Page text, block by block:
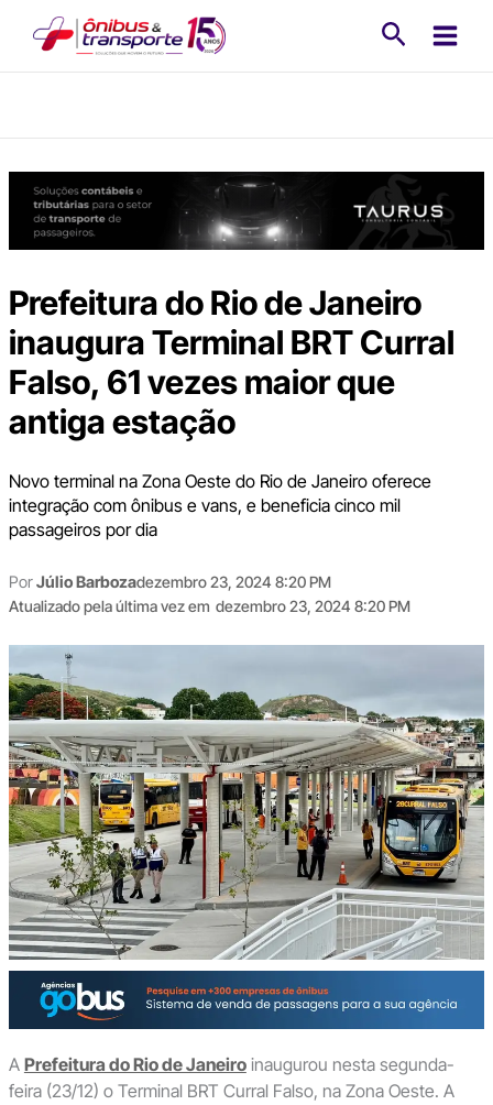
Prefeitura do Rio de Janeiro
inaugura Terminal BRT Curral
Falso, 61 vezes maior que
antiga estação
Novo terminal na Zona Oeste do Rio de Janeiro oferece
integração com ônibus e vans, e beneficia cinco mil
passageiros por dia
PorJúlio Barbozadezembro 23, 2024 8:20 PM
Atualizado pela última vez em dezembro 23, 2024 8:20 PM
A Prefeitura do Rio de Janeiroinaugurou nesta segunda-
feira (23/12) o Terminal BRT Curral Falso, na Zona Oeste. A